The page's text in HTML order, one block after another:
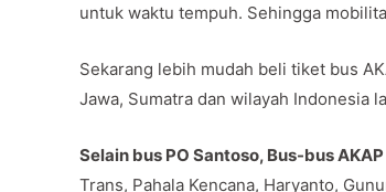
untuk waktu tempuh. Sehingga
Sekarang lebih mudah beli tiket bus
Jawa, Sumatra dan wilayah Indonesia
Selain bus PO Santoso, Bus-bus
Trans, Pahala Kencana, Haryanto,